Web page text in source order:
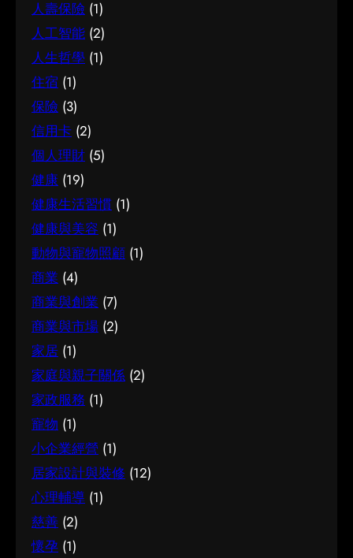
求也不一樣。先想清楚自己最常遇到的情況與優
先考量，再作選擇，就能避免買了用不上、或選
了不合適的尷尬，讓每一分付出都用得其所。 如
何選擇 在考慮簿記服務時，建議從自己的實際需
要出發，比較不同選擇的特點與條件，而非單看
價錢或表面資訊。多參考可靠來源、細閱詳情，
有助找到最切合需要的方案。想進一步了解相關
資訊，可以參考簿記服務，當中有更詳細的介
紹。 簿記服務是甚麼 要真正掌握簿記服務，第一
步是建立正確的基礎認知。很多誤解往往源於資
訊不足或一知半解，因此花點時間了解它的本質
與背景，是值得的投資。 它的重要性 認真了解簿
記服務的好處顯而易見：當你清楚自己面對的選
擇與條件，便更容易避開常見的陷阱，把時間與
資源花在真正合適的地方，這也是做足功課的價
值所在。 結語 說到底，面對簿記服務，最重要的
是保持理性、做足功課，並按自己的實際情況作
判斷。願這篇文章能成為你的實用參考，讓你在
選擇時更有信心。
資訊來源是否可靠同樣關鍵。如有任何疑問，諮
詢相關範疇的專業人士，往往能得到更貼合個人
需要的建議。 聰明選擇的方法 幾個簡單的方法，
能幫你少走冤枉路：先設定清晰的目標與預算、
收集足夠的資料再比較，以及保留彈性以應對變
化。把這些習慣養成，做選擇時自然更得心應
手。 因應需要選擇 不同的情境，對腳腫 解決的
要求也不一樣。先想清楚自己最常遇到的情況與
優先考量，再作選擇，就能避免買了用不上、或
選了不合適的尷尬，讓每一分付出都用得其所。
如何選擇 在考慮腳腫 解決時，建議從自己的實際
需要出發，比較不同選擇的特點與條件，而非單
看價錢或表面資訊。多參考可靠來源、細閱詳
情，有助找到最切合需要的方案。想進一步了解
相關資訊，可以參考腳腫 解決，當中有更詳細的
介紹。 腳腫 解決是甚麼 要真正掌握腳腫 解決，
第一步是建立正確的基礎認知。很多誤解往往源
於資訊不足或一知半解，因此花點時間了解它的
本質與背景，是值得的投資。 總結 總括而言，了
解腳腫 解決的關鍵在於掌握足夠資訊、認清自己
的需要，並在有需要時尋求專業意見。希望這篇
分享能為你提供有用的參考，助你作出安心又合
適的決定。
做足功課的價值所在。 事前要留意甚麼 在做決定
之前，有幾點值得特別留意。首先，每個人的情
況不盡相同，適合別人的未必適合自己；其次，
資訊來源是否可靠同樣關鍵。如有任何疑問，諮
詢相關範疇的專業人士，往往能得到更貼合個人
需要的建議。 聰明選擇的方法 幾個簡單的方法，
能幫你少走冤枉路：先設定清晰的目標與預算、
收集足夠的資料再比較，以及保留彈性以應對變
化。把這些習慣養成，做選擇時自然更得心應
手。 因應需要選擇 不同的情境，對試管嬰兒的要
求也不一樣。先想清楚自己最常遇到的情況與優
先考量，再作選擇，就能避免買了用不上、或選
了不合適的尷尬，讓每一分付出都用得其所。 如
何選擇 在考慮試管嬰兒時，建議從自己的實際需
要出發，比較不同選擇的特點與條件，而非單看
價錢或表面資訊。多參考可靠來源、細閱詳情，
有助找到最切合需要的方案。想進一步了解相關
資訊，可以參考試管嬰兒，當中有更詳細的介
紹。 試管嬰兒是甚麼 要真正掌握試管嬰兒，第一
步是建立正確的基礎認知。很多誤解往往源於資
訊不足或一知半解，因此花點時間了解它的本質
與背景，是值得的投資。 總結 總括而言，了解試
管嬰兒的關鍵在於掌握足夠資訊、認清自己的需
要，並在有需要時尋求專業意見。希望這篇分享
能為你提供有用的參考，助你作出安心又合適的
決定。
人壽保險 (1)
人工智能 (2)
人生哲學 (1)
住宿 (1)
保險 (3)
信用卡 (2)
個人理財 (5)
健康 (19)
健康生活習慣 (1)
健康與美容 (1)
動物與寵物照顧 (1)
商業 (4)
商業與創業 (7)
商業與市場 (2)
家居 (1)
家庭與親子關係 (2)
家政服務 (1)
寵物 (1)
小企業經營 (1)
居家設計與裝修 (12)
心理輔導 (1)
慈善 (2)
懷孕 (1)